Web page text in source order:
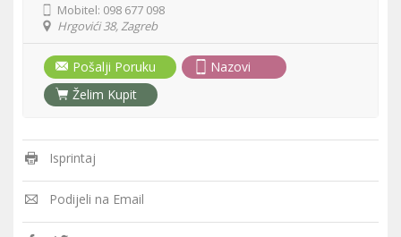
Mobitel: 098 677 098
Hrgovići 38, Zagreb
Pošalji Poruku
Nazovi
Želim Kupit
Isprintaj
Podijeli na Email